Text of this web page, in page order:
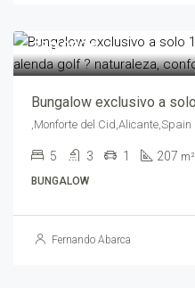
350,000€
,Monforte del Cid,Alicante,Spain
5 3 1 207 m²
BUNGALOW
Fernando Abarca